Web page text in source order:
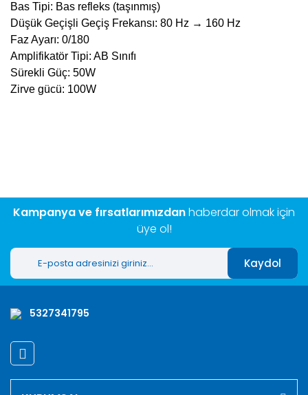
Bas Tipi: Bas refleks (taşınmış)
Düşük Geçişli Geçiş Frekansı: 80 Hz → 160 Hz
Faz Ayarı: 0/180
Amplifikatör Tipi: AB Sınıfı
Sürekli Güç: 50W
Zirve gücü: 100W
Ürün bilgilerinde hatalar bulunuyor.
Bu ürüne benzer farklı alternatifler olmalı.
Kampanya ve fırsatlarımızdanhaberdar olmak için
üye ol!
Kaydol
5327341795